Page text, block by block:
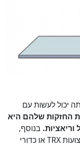
יכול לעשות עם
החזקות שלהם היא
בנוסף,
ניתן להשתמש במכשירי כושר רבים כמו רצועות TRX או כדורי